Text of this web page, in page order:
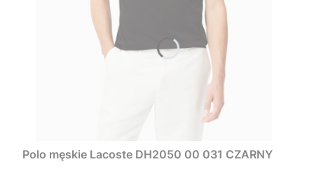
Polo męskie Lacoste DH2050 00 031 CZARNY